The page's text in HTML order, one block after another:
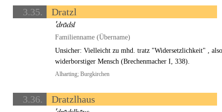
3.35. Dratzl
Familienname (Übername)
Unsicher: Vielleicht zu mhd. tratz "Widersetzlichkeit" ,
widerborstiger Mensch (Brechenmacher I, 338).
Alharting; Burgkirchen
3.36. Dratzlhaus